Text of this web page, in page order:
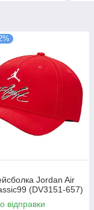
Jordan Air
(DV3151-657)
відправки